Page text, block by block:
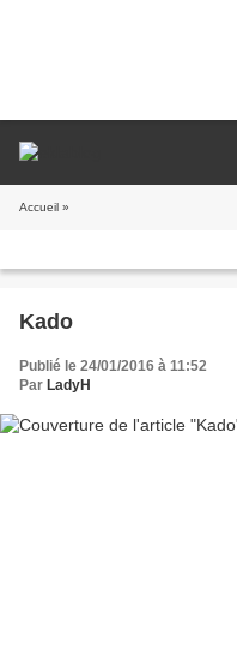
Accueil »
Kado
Publié le 24/01/2016 à 11:52
Par LadyH